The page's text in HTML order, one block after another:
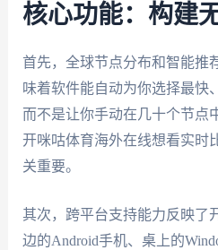
核心功能：构建
首先，全球节点分布和智能推
味着软件能自动为你选择最快
而不是让你手动在几十个节点
开咪咕体育海外在线想看实时
关重要。
其次，跨平台支持能力反映了
边的Android手机、桌上的